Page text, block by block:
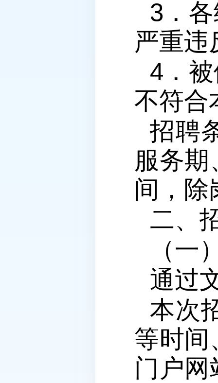
3．
严重违
4．
不符合
招聘
服务
间，除
二、
（一
通过
本次
等时间
门户